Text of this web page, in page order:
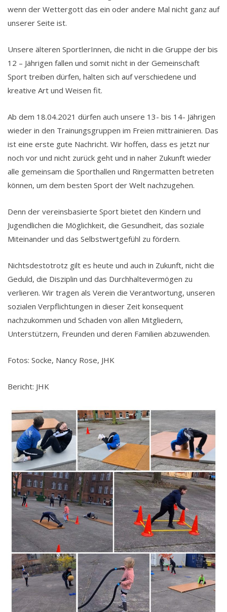
wenn der Wettergott das ein oder andere Mal nicht ganz auf
unserer Seite ist.
Unsere älteren SportlerInnen, die nicht in die Gruppe der bis
12 – Jährigen fallen und somit nicht in der Gemeinschaft
Sport treiben dürfen, halten sich auf verschiedene und
kreative Art und Weisen fit.
Ab dem 18.04.2021 dürfen auch unsere 13- bis 14- Jährigen
wieder in den Trainungsgruppen im Freien mittrainieren. Das
ist eine erste gute Nachricht. Wir hoffen, dass es jetzt nur
noch vor und nicht zurück geht und in naher Zukunft wieder
alle gemeinsam die Sporthallen und Ringermatten betreten
können, um dem besten Sport der Welt nachzugehen.
Denn der vereinsbasierte Sport bietet den Kindern und
Jugendlichen die Möglichkeit, die Gesundheit, das soziale
Miteinander und das Selbstwertgefühl zu fördern.
Nichtsdestotrotz gilt es heute und auch in Zukunft, nicht die
Geduld, die Disziplin und das Durchhaltevermögen zu
verlieren. Wir tragen als Verein die Verantwortung, unseren
sozialen Verpflichtungen in dieser Zeit konsequent
nachzukommen und Schaden von allen Mitgliedern,
Unterstützern, Freunden und deren Familien abzuwenden.
Fotos: Socke, Nancy Rose, JHK
Bericht: JHK